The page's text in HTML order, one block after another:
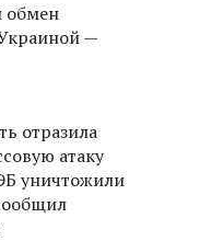
обмен
—
отразила
атаку
уничтожили